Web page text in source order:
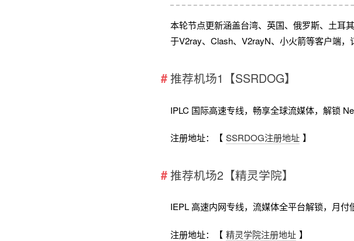
本轮节点更新涵盖台湾、英国、俄罗斯、土耳
于V2ray、Clash、V2rayN、小火箭等客户端，
推荐机场1【SSRDOG】
IPLC 国际高速专线，畅享全球流媒体，解锁
注册地址：【 SSRDOG注册地址 】
推荐机场2【精灵学院】
IEPL 高速内网专线，流媒体全平台解锁，月付
注册地址：【 精灵学院注册地址 】